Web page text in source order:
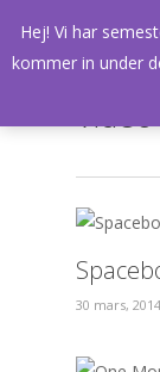
main
Video
30 mars, 2014
Hej! Vi har
kommer in under